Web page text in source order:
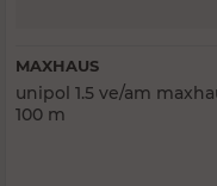
MAXHAUS
unipol 1.5 ve/am
100 m